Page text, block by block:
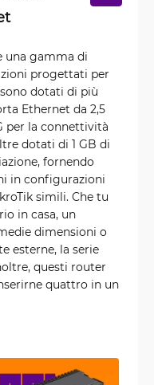
una gamma di
progettati per
dotati di più
Ethernet da 2,5
per la connettività
dotati di 1 GB di
fornendo
in configurazioni
simili. Che tu
in casa, un
dimensioni o
esterne, la serie
questi router
quattro in un